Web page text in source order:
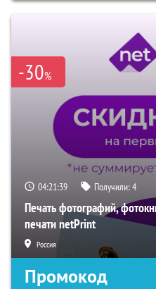
-30%
04:21:38 Получили:4
Печать фотографий,
печати netPrint
Россия
Промокод